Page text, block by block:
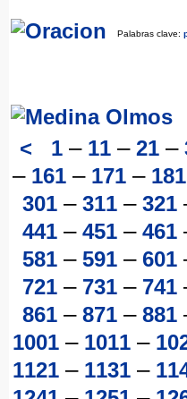
Palabras clave:
< 1 – 11 – 21 –
– 161 – 171 – 181
301– 311– 321
441– 451– 461
581– 591– 601
721– 731– 741
861– 871– 881
1001– 1011–
1121– 1131–